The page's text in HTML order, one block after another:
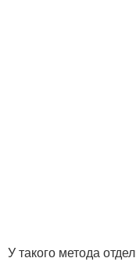
У такого метода